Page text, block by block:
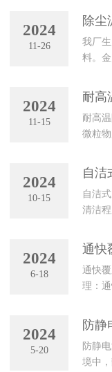
2024
11-26
除尘
我厂
料。
2024
11-15
耐高
耐高
微粒
2024
10-15
自洁
自洁
清洁
2024
6-18
通快
通快
理：
2024
5-20
防静
防静
境中